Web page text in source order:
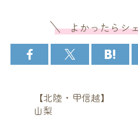
よかったらシ
【北陸・甲信越】
山梨